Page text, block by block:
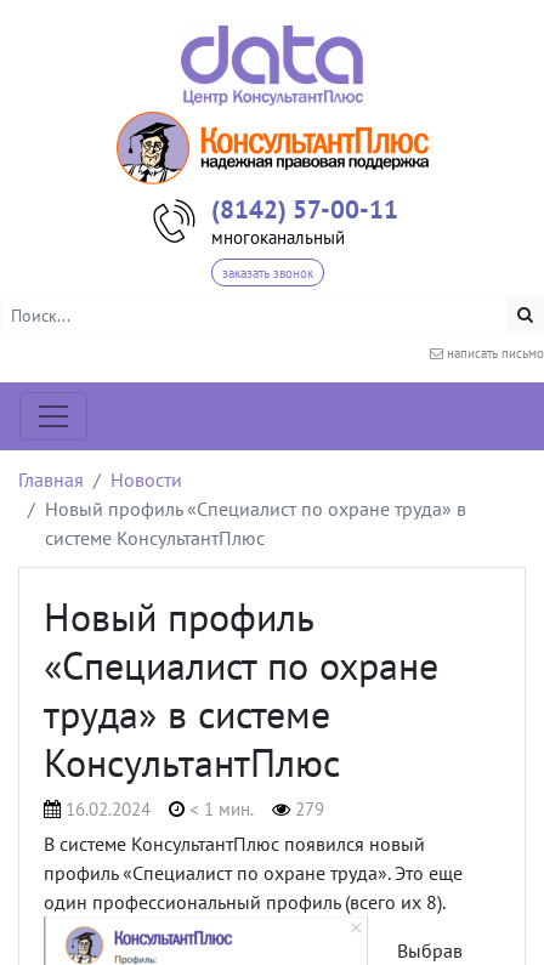
(8142) 57-00-11
многоканальный
заказать звонок
написать письмо
Главная
Новости
Новый профиль «Специалист по охране труда» в
системе КонсультантПлюс
Новый профиль
«Специалист по охране
труда» в системе
КонсультантПлюс
16.02.2024 < 1 мин. 279
В системе КонсультантПлюс появился новый
профиль «Специалист по охране труда». Это еще
один профессиональный профиль (всего их 8).
Выбрав